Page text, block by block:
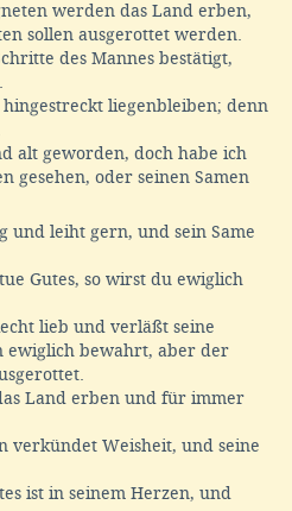
werden das Land erben,
sollen ausgerottet werden.
des Mannes bestätigt,
liegenbleiben; denn
alt geworden, doch habe ich
gesehen, oder seinen Samen
und leiht gern, und sein Same
Gutes, so wirst du ewiglich
lieb und verläßt seine
ewiglich bewahrt, aber der
Land erben und für immer
verkündet Weisheit, und seine
ist in seinem Herzen, und